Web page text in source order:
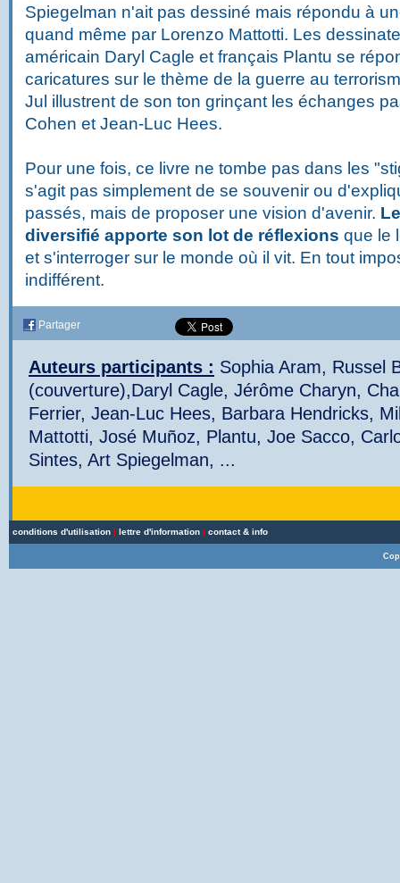
Spiegelman n'ait pas dessiné mais répondu à
quand même par Lorenzo Mattotti. Les
américain Daryl Cagle et français Plantu se
caricatures sur le thème de la guerre au
Jul illustrent de son ton grinçant les échanges
Cohen et Jean-Luc Hees.
Pour une fois, ce livre ne tombe pas dans les
s'agit pas simplement de se souvenir ou
passés, mais de proposer une vision d'avenir.
diversifié apporte son lot de réflexions que le
et s'interroger sur le monde où il vit. En tout
indifférent.
Partager
Auteurs participants : Sophia Aram, Russel
(couverture),Daryl Cagle, Jérôme Charyn,
Ferrier, Jean-Luc Hees, Barbara Hendricks,
Mattotti, José Muñoz, Plantu, Joe Sacco,
Sintes, Art Spiegelman, ...
conditions d'utilisation | lettre d'information | contact & info